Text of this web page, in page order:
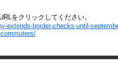
をクリックしてください。
extends-border-checks-until-